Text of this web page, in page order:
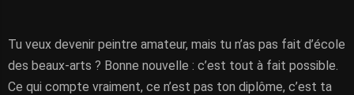
Tu veux devenir peintre amateur, mais tu n’as pas fait d’école
des beaux-arts ? Bonne nouvelle : c’est tout à fait possible.
Ce qui compte vraiment, ce n’est pas ton diplôme, c’est ta